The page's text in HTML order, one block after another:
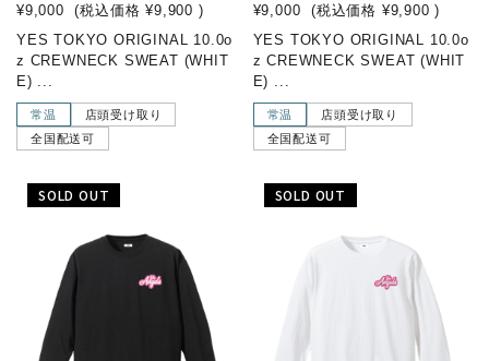
¥9,000 (税込価格 ¥9,900 )
YES TOKYO ORIGINAL 10.0o
z CREWNECK SWEAT (WHIT
E) ...
常温
店頭受け取り
全国配送可
¥9,000 (税込価格 ¥9,900 )
YES TOKYO ORIGINAL 10.0o
z CREWNECK SWEAT (WHIT
E) ...
常温
店頭受け取り
全国配送可
SOLD OUT SOLD OUT